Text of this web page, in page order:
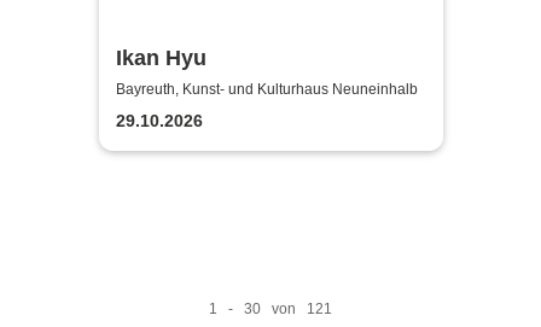
Ikan Hyu
Bayreuth, Kunst- und Kulturhaus Neuneinhalb
29.10.2026
1 - 30 von 121